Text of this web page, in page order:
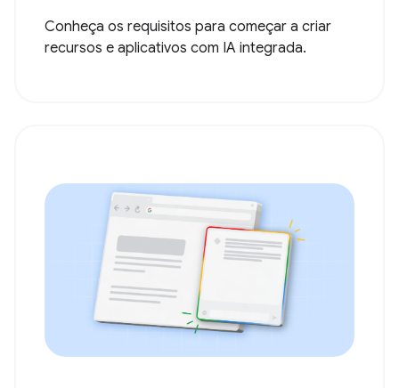
Conheça os requisitos para começar a criar
recursos e aplicativos com IA integrada.